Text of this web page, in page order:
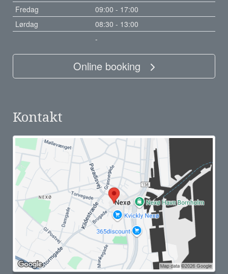
Fredag
09:00 - 17:00
Lørdag
08:30 - 13:00
-
Online booking
Kontakt